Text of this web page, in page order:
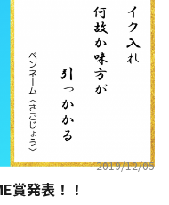
2019/12/05
賞発表！！